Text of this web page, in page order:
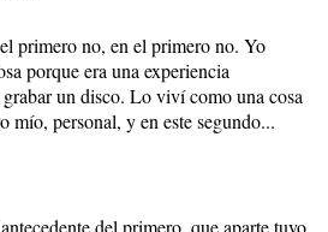
primero no, en el primero no. Yo
porque era una experiencia
un disco. Lo viví como una cosa
mío, personal, y en este segundo...